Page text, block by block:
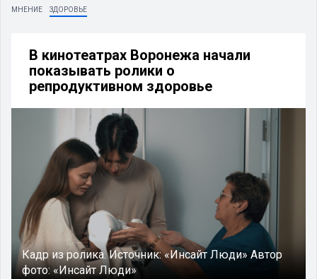
МНЕНИЕ
ЗДОРОВЬЕ
В кинотеатрах Воронежа начали
показывать ролики о
репродуктивном здоровье
Кадр из ролика.Источник:«Инсайт Люди»Автор
фото:«Инсайт Люди»